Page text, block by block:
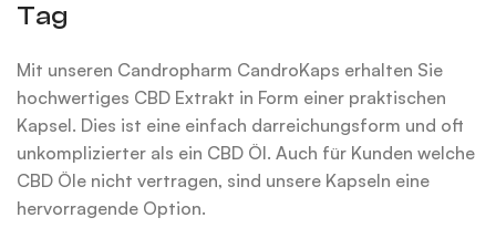
Tag
Mit unseren Candropharm CandroKaps erhalten Sie
hochwertiges CBD Extrakt in Form einer praktischen
Kapsel. Dies ist eine einfach darreichungsform und oft
unkomplizierter als ein CBD Öl. Auch für Kunden welche
CBD Öle nicht vertragen, sind unsere Kapseln eine
hervorragende Option.